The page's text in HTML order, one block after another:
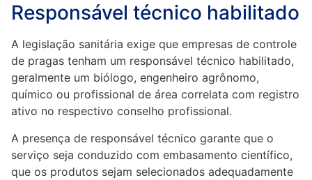
Responsável técnico habilitado
A legislação sanitária exige que empresas de controle
de pragas tenham um responsável técnico habilitado,
geralmente um biólogo, engenheiro agrônomo,
químico ou profissional de área correlata com registro
ativo no respectivo conselho profissional.
A presença de responsável técnico garante que o
serviço seja conduzido com embasamento científico,
que os produtos sejam selecionados adequadamente